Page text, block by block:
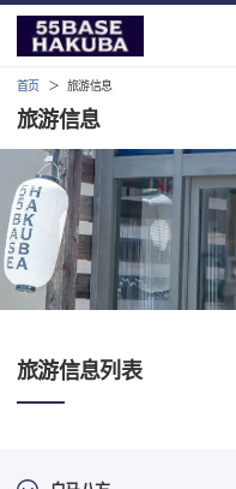
首页 旅游信息
旅游信息
旅游信息列表